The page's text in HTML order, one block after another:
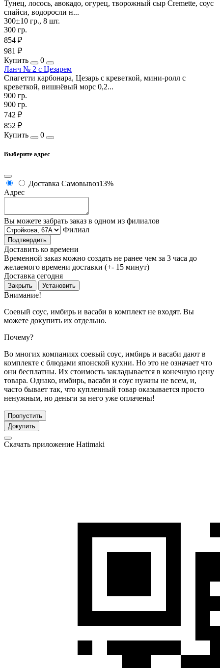
Тунец, лосось, авокадо, огурец, творожный сыр Cremette, соус
спайси, водоросли н...
300±10 гр., 8 шт.
300 гр.
854 ₽
981 ₽
Купить
0
Ланч № 2 с Цезарем
Спагетти карбонара, Цезарь с креветкой, мини-ролл с
креветкой, вишнёвый морс 0,2...
900 гр.
900 гр.
742 ₽
852 ₽
Купить
0
Выберите адрес
Доставка Самовывоз13%
Адрес
Вы можете забрать заказ в одном из филиалов
Филиал
Подтвердить
Доставить ко времени
Временной заказ можно создать не ранее чем за 3 часа до
желаемого времени доставки (+- 15 минут)
Доставка сегодня
Закрыть Установить
Внимание!
Соевый соус, имбирь и васаби в комплект не входят. Вы
можете докупить их отдельно.
Почему?
Во многих компаниях соевый соус, имбирь и васаби дают в
комплекте с блюдами японской кухни. Но это не означает что
они бесплатны. Их стоимость закладывается в конечную цену
товара. Однако, имбирь, васаби и соус нужны не всем, и,
часто бывает так, что купленный товар оказывается просто
ненужным, но деньги за него уже оплачены!
Пропустить
Докупить
Скачать приложение Hatimaki